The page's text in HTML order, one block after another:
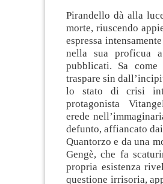
Pirandello dà alla
morte, riuscendo
espressa
nella sua proficua
pubblicati. Sa
traspare sin
lo stato di crisi
protagonista
erede
defunto, affiancato
Quantorzo e da una
Gengè, che fa
propria esistenza
questione irrisoria,